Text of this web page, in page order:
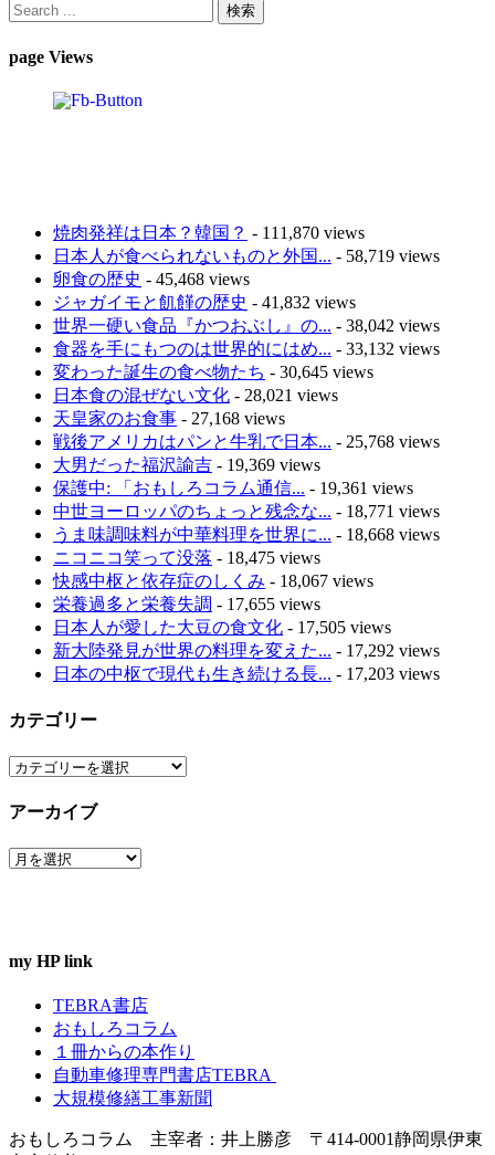
page Views
焼肉発祥は日本？韓国？ - 111,870 views
日本人が食べられないものと外国... - 58,719 views
卵食の歴史 - 45,468 views
ジャガイモと飢饉の歴史 - 41,832 views
世界一硬い食品『かつおぶし』の... - 38,042 views
食器を手にもつのは世界的にはめ... - 33,132 views
変わった誕生の食べ物たち - 30,645 views
日本食の混ぜない文化 - 28,021 views
天皇家のお食事 - 27,168 views
戦後アメリカはパンと牛乳で日本... - 25,768 views
大男だった福沢諭吉 - 19,369 views
保護中: 「おもしろコラム通信... - 19,361 views
中世ヨーロッパのちょっと残念な... - 18,771 views
うま味調味料が中華料理を世界に... - 18,668 views
ニコニコ笑って没落 - 18,475 views
快感中枢と依存症のしくみ - 18,067 views
栄養過多と栄養失調 - 17,655 views
日本人が愛した大豆の食文化 - 17,505 views
新大陸発見が世界の料理を変えた... - 17,292 views
日本の中枢で現代も生き続ける長... - 17,203 views
カテゴリー
カ
ゴ
ー
アーカイブ
ア
my HP link
TEBRA書店
おもしろコラム
１冊からの本作り
自動車修理専門書店TEBRA
大規模修繕工事新聞
おもしろコラム 主宰者：井上勝彦 〒414-0001静岡県伊東